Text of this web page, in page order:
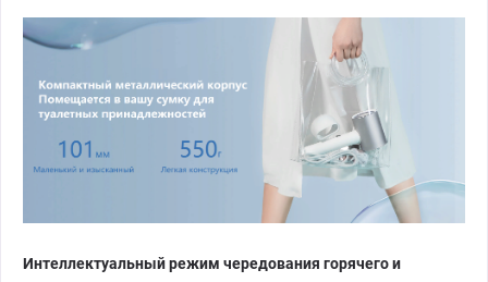
Интеллектуальный режим чередования горячего и